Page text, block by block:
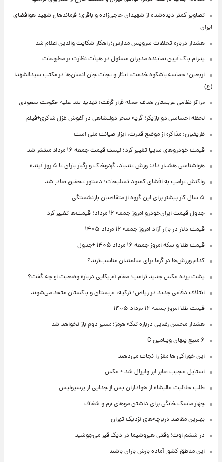
تصاویر کمتر دیده‌شده از شهیدان حاجی‌زاده و باقری؛ فرماندهان شهید هوافضای
ایران
هشدار درباره تخلفات سرویس مدارس؛ راهکار شکایت والدین اعلام شد
پدرام پاک آیین نماینده مدیران مسئول در هیأت نظارت بر مطبوعات
اربعین؛ حماسه باشکوه خدمت، ایثار و نجات جان انسان‌ها در مکتب سیدالشهدا
(ع)
مراکز نظامی عربستان هدف حمله قرار گرفت؛ تهدید تند علیه حکومت سعودی
لحظه احساسی دو بازیگر؛ گریه سحر دولتشاهی در آغوش غزل شاکری+فیلم
ظریفیان: مذاکره از موضع قدرت، ابزار صیانت ملی است
قیمت خودروهای سایپا تغییر کرد؛ لیست قیمت جمعه ۱۶ مرداد منتشر شد
هواشناسی هشدار داد: وزش تندباد، گردوخاک و رگبار باران تا ۵ روز آینده
واکنش ترامپ به افشای کمبود تسلیحات؛ دستور تحقیق صادر شد
۵ سال کار بیشتر برای این گروه از متقاضیان بازنشستگی
جدول قیمت ایران‌خودرو امروز جمعه ۱۶ مرداد؛ قیمت‌ها تغییر کرد
قیمت دلار در بازار آزاد امروز جمعه ۱۶ مرداد ۱۴۰۵
قیمت طلا و سکه امروز جمعه ۱۶ مرداد ۱۴۰۵ +جدول
کدام ورزش‌ها در گرما برای سالمندان مناسب‌ترند؟
پشت پرده عکس جدید ترامپ؛ مقام آمریکایی درباره وضعیت او چه گفت؟
ائتلاف دفاعی جدید در ریاض؛ ترکیه، عربستان و پاکستان متحد می‌شوند
قیمت طلا امروز جمعه ۱۶ مرداد ۱۴۰۵
هشدار محسن رضایی درباره تنگه هرمز؛ مسیر دوم باز نخواهد شد
۶ منبع پنهان ویتامین C
این خوراکی ها مغز را نجات می‌دهند
استایل عجیب صابر ابر وایرال شد + عکس
طلب حلالیت عالیشاه از هواداران پس از جدایی از پرسپولیس
چهار ماسک خانگی برای داشتن موهای نرم و شفاف
بهترین مقاصد دریاچه‌های نزدیک تهران
در ششم اوت؛ وقتی هیروشیما در دیگ قیر می‌جوشید
این مناطق کشور آماده بارش باران باشند